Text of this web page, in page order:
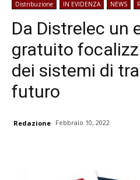
Distribuzione IN EVIDENZA NEWS
Da Distrelec un
gratuito
dei sistemi di
futuro
Redazione Febbraio 10, 2022